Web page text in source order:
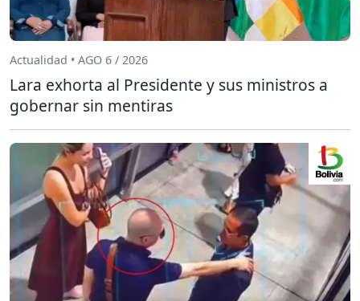
Actualidad • AGO 6 / 2026
Lara exhorta al Presidente y sus ministros a
gobernar sin mentiras